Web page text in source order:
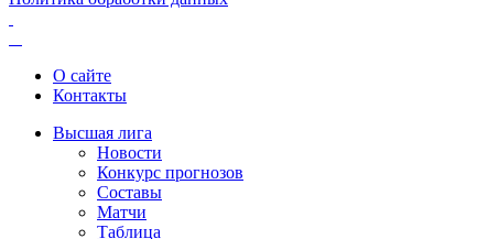
О сайте
Контакты
Высшая лига
Новости
Конкурс прогнозов
Составы
Матчи
Таблица